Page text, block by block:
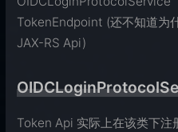
TokenEndpoint (还不知道为
JAX-RS Api)
Token Api 实际上在该类下注